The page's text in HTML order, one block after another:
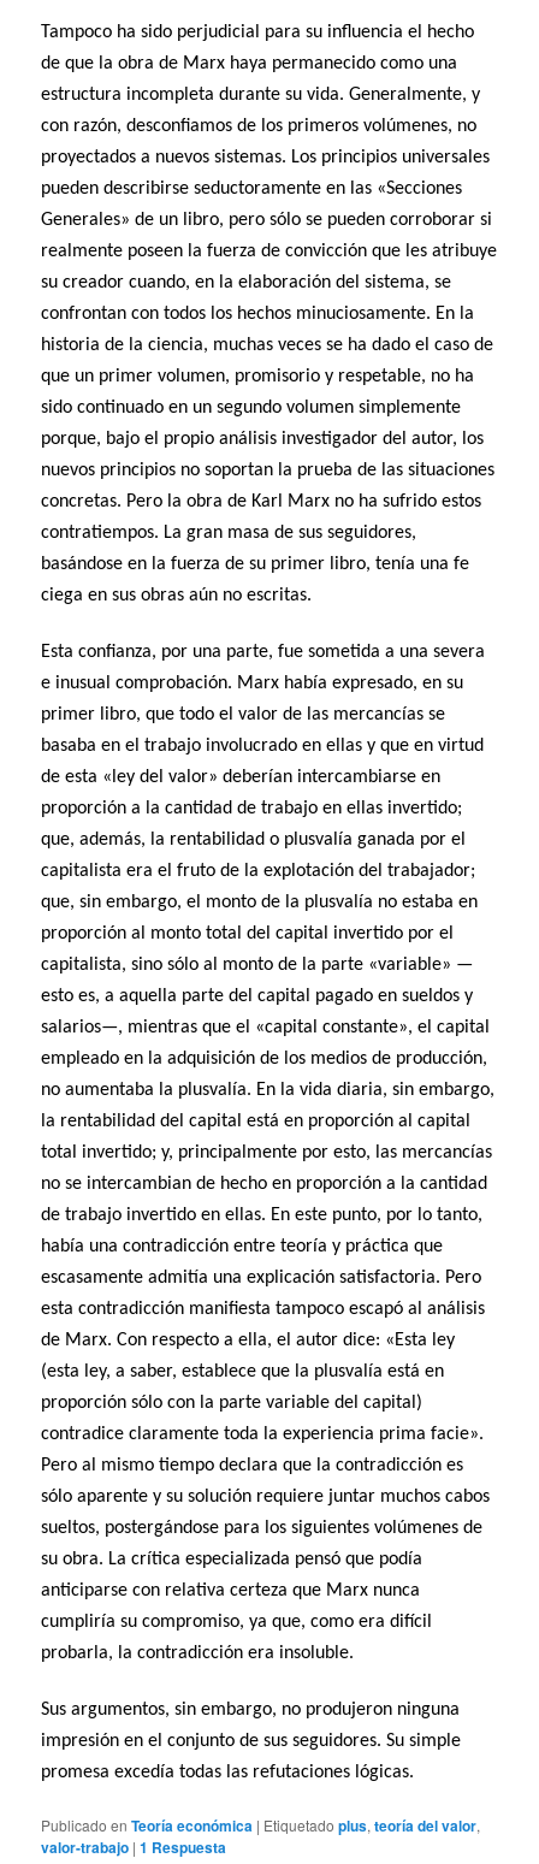
Tampoco ha sido perjudicial para su influencia el hecho
de que la obra de Marx haya permanecido como una
estructura incompleta durante su vida. Generalmente, y
con razón, desconfiamos de los primeros volúmenes, no
proyectados a nuevos sistemas. Los principios universales
pueden describirse seductoramente en las «Secciones
Generales» de un libro, pero sólo se pueden corroborar si
realmente poseen la fuerza de convicción que les atribuye
su creador cuando, en la elaboración del sistema, se
confrontan con todos los hechos minuciosamente. En la
historia de la ciencia, muchas veces se ha dado el caso de
que un primer volumen, promisorio y respetable, no ha
sido continuado en un segundo volumen simplemente
porque, bajo el propio análisis investigador del autor, los
nuevos principios no soportan la prueba de las situaciones
concretas. Pero la obra de Karl Marx no ha sufrido estos
contratiempos. La gran masa de sus seguidores,
basándose en la fuerza de su primer libro, tenía una fe
ciega en sus obras aún no escritas.
Esta confianza, por una parte, fue sometida a una severa
e inusual comprobación. Marx había expresado, en su
primer libro, que todo el valor de las mercancías se
basaba en el trabajo involucrado en ellas y que en virtud
de esta «ley del valor» deberían intercambiarse en
proporción a la cantidad de trabajo en ellas invertido;
que, además, la rentabilidad o plusvalía ganada por el
capitalista era el fruto de la explotación del trabajador;
que, sin embargo, el monto de la plusvalía no estaba en
proporción al monto total del capital invertido por el
capitalista, sino sólo al monto de la parte «variable» —
esto es, a aquella parte del capital pagado en sueldos y
salarios—, mientras que el «capital constante», el capital
empleado en la adquisición de los medios de producción,
no aumentaba la plusvalía. En la vida diaria, sin embargo,
la rentabilidad del capital está en proporción al capital
total invertido; y, principalmente por esto, las mercancías
no se intercambian de hecho en proporción a la cantidad
de trabajo invertido en ellas. En este punto, por lo tanto,
había una contradicción entre teoría y práctica que
escasamente admitía una explicación satisfactoria. Pero
esta contradicción manifiesta tampoco escapó al análisis
de Marx. Con respecto a ella, el autor dice: «Esta ley
(esta ley, a saber, establece que la plusvalía está en
proporción sólo con la parte variable del capital)
contradice claramente toda la experiencia prima facie».
Pero al mismo tiempo declara que la contradicción es
sólo aparente y su solución requiere juntar muchos cabos
sueltos, postergándose para los siguientes volúmenes de
su obra. La crítica especializada pensó que podía
anticiparse con relativa certeza que Marx nunca
cumpliría su compromiso, ya que, como era difícil
probarla, la contradicción era insoluble.
Sus argumentos, sin embargo, no produjeron ninguna
impresión en el conjunto de sus seguidores. Su simple
promesa excedía todas las refutaciones lógicas.
Publicado en Teoría económica | Etiquetado plus,teoría del valor,
valor-trabajo |1 Respuesta